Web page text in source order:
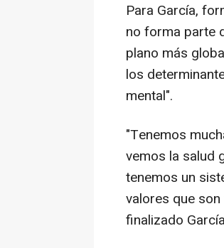
Para García,
no forma parte
plano más
los
mental".
"Tenemos
vemos la salud
tenemos un
valores que
finalizado